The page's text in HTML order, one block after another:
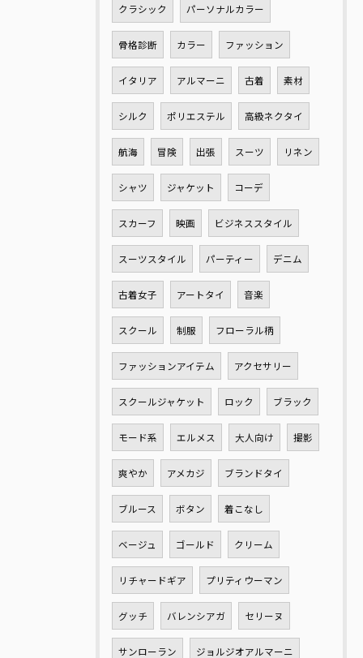
クラシック パーソナルカラー
骨格診断 カラー ファッション
イタリア アルマーニ 古着 素材
シルク ポリエステル 高級ネクタイ
航海 冒険 出張 スーツ リネン
シャツ ジャケット コーデ
スカーフ 映画 ビジネススタイル
スーツスタイル パーティー デニム
古着女子 アートタイ 音楽
スクール 制服 フローラル柄
ファッションアイテム アクセサリー
スクールジャケット ロック ブラック
モード系 エルメス 大人向け 撮影
爽やか アメカジ ブランドタイ
ブルース ボタン 着こなし
ベージュ ゴールド クリーム
リチャードギア プリティウーマン
グッチ バレンシアガ セリーヌ
サンローラン ジョルジオアルマーニ